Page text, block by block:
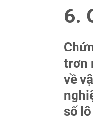
6.
trơn
về
số